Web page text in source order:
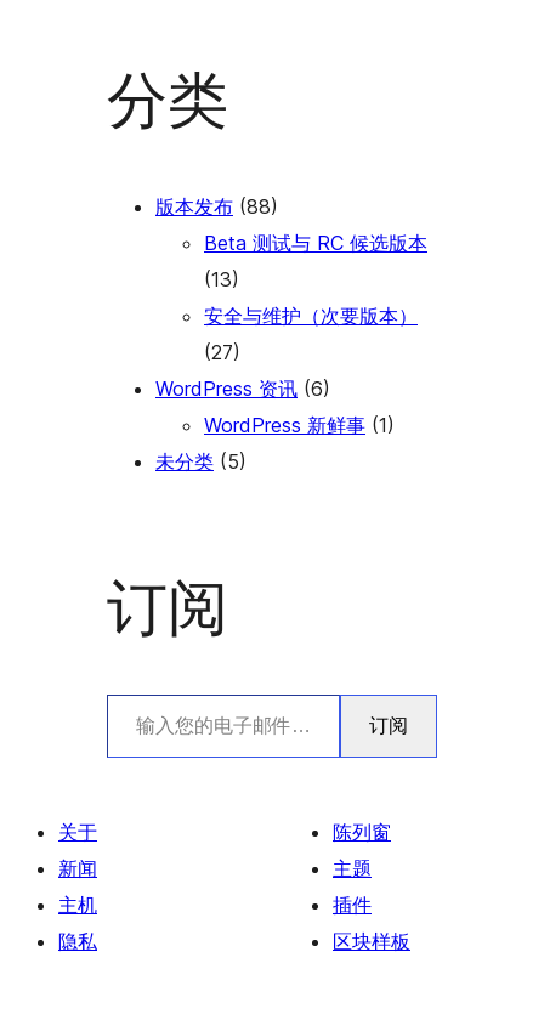
分类
版本发布 (88)
Beta 测试与 RC 候选版本
(13)
安全与维护（次要版本）
(27)
WordPress 资讯 (6)
WordPress 新鲜事 (1)
未分类 (5)
订阅
输入您的电子邮件…
订阅
关于
新闻
主机
隐私
陈列窗
主题
插件
区块样板